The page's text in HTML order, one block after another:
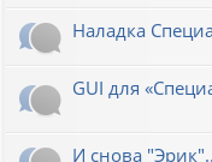
Наладка
GUI для
И снова